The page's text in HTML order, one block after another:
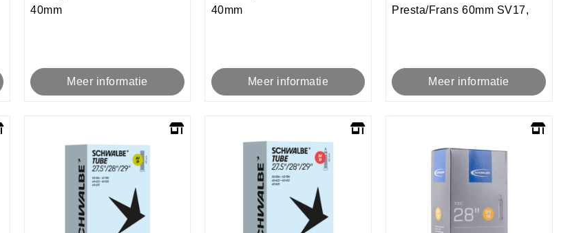
40mm
Meer informatie
40mm
Meer informatie
Presta/Frans 60mm SV17,
Meer informatie